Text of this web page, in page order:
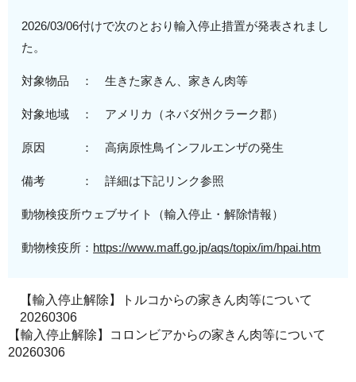
2026/03/06付けで次のとおり輸入停止措置が発表されまし
た。
対象物品 ： 生きた家きん、家きん肉等
対象地域 ： アメリカ（ネバダ州クラーク郡）
原因 ：高病原性鳥インフルエンザの発生
備考 ： 詳細は下記リンク参照
動物検疫所ウェブサイト（輸入停止・解除情報）
動物検疫所： https://www.maff.go.jp/aqs/topix/im/hpai.htm
【輸入停止解除】トルコからの家きん肉等について
20260306
【輸入停止解除】コロンビアからの家きん肉等について
20260306